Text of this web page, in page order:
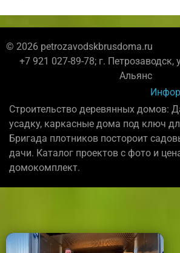
© 2026 petrozavodskbrusdoma.ru
+7 921 027-89-78; г. Петрозаводск,
Альянс
Строительство деревянных домов:
усадку, каркасные дома под ключ
Бригада плотников постороит
дачи. Каталог проектов с фото и
домокомплект.